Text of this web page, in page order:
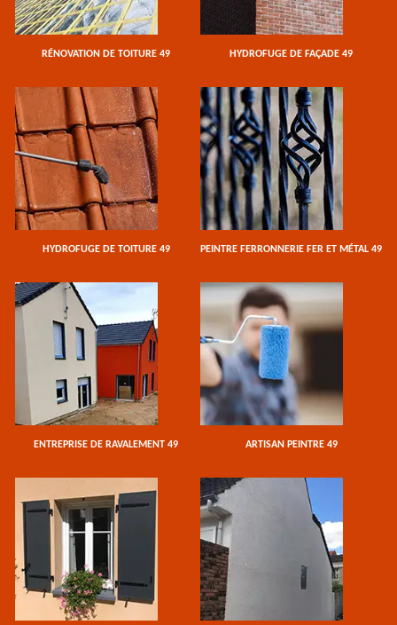
RÉNOVATION DE TOITURE 49 HYDROFUGE DE FAÇADE 49
HYDROFUGE DE TOITURE 49 PEINTRE FERRONNERIE FER ET MÉTAL 49
ENTREPRISE DE RAVALEMENT 49 ARTISAN PEINTRE 49